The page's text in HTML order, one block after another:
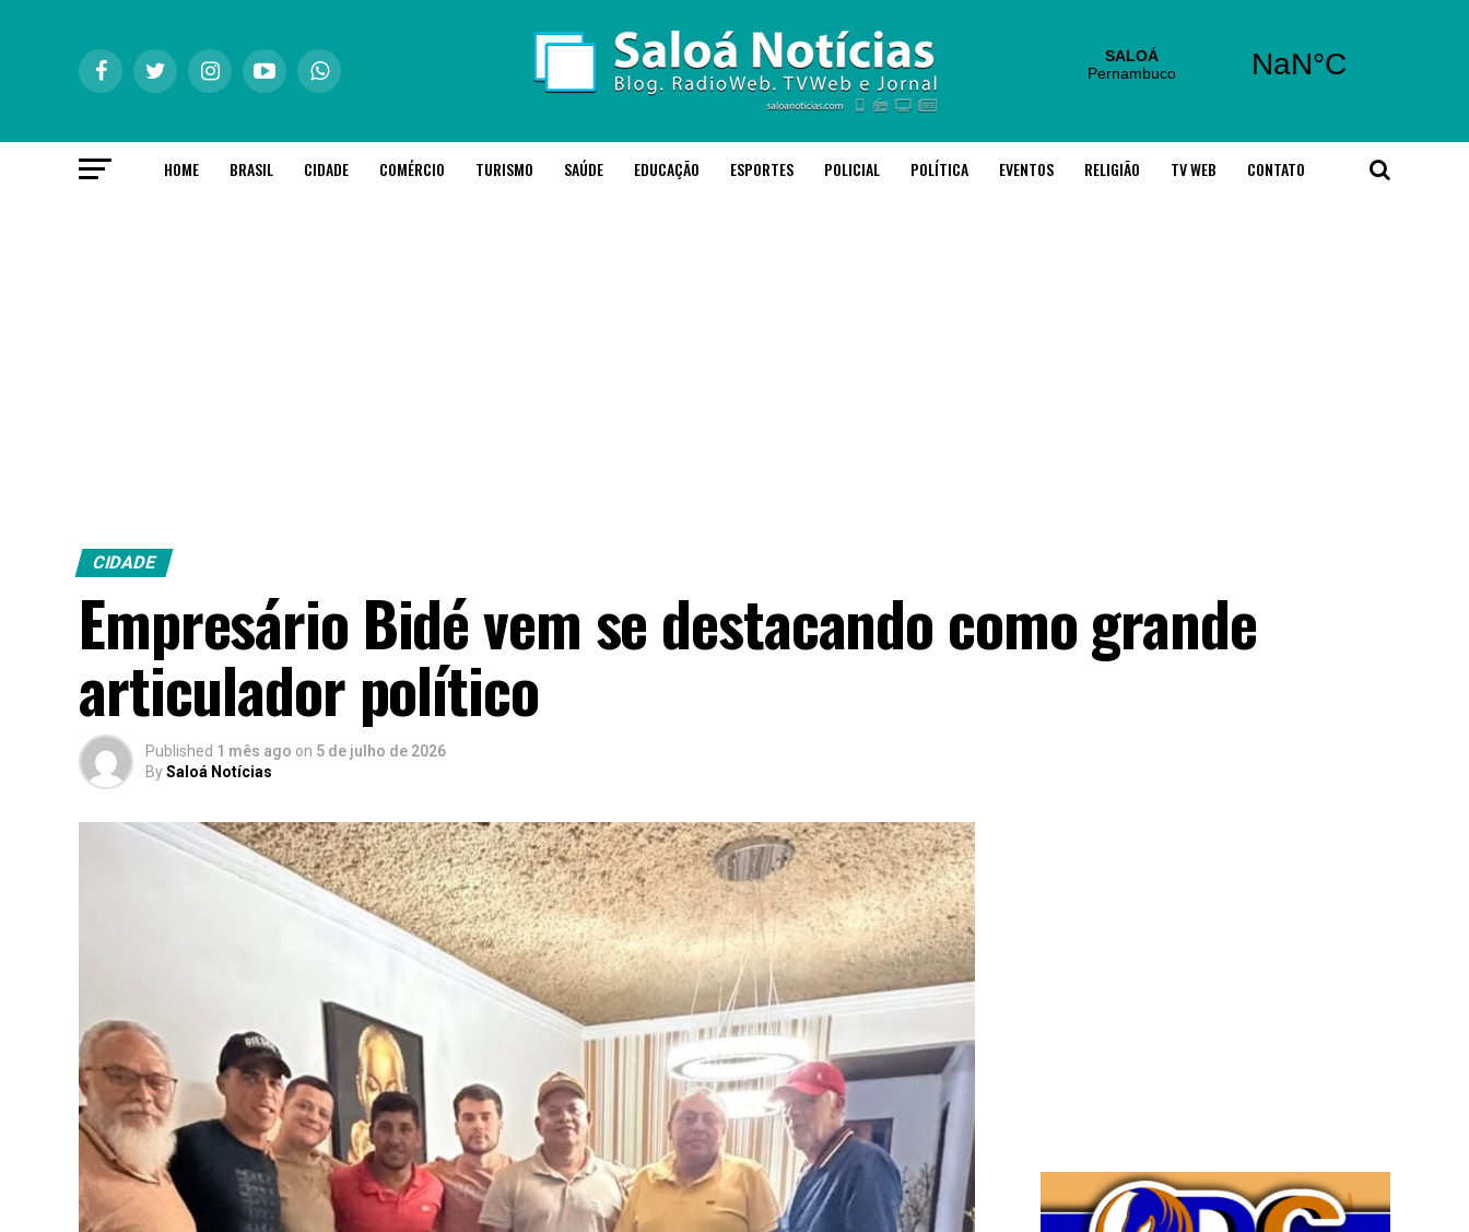
HOME BRASIL CIDADE COMÉRCIO TURISMO SAÚDE EDUCAÇÃO ESPORTES POLICIAL POLÍTICA EVENTOS RELIGIÃO TV WEB CONTATO
CIDADE
Empresário Bidé vem se destacando como grande
articulador político
Published 1 mês ago on 5 de julho de 2026
BySaloá Notícias